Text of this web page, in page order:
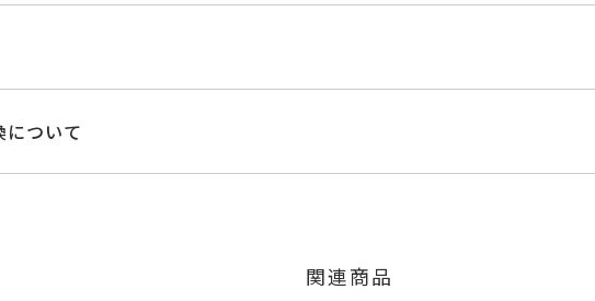
、以下の日程にて発送いたします。
内に発送」の商品
について
関連商品